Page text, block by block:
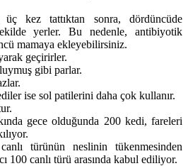
kez tattıktan sonra, dördüncüde
yerler. Bu nedenle, antibiyotik
mamaya ekleyebilirsiniz.
geçirirler.
gibi parlar.
ise sol patilerini daha çok kullanır.
gece olduğunda 200 kedi, fareleri
türünün neslinin tükenmesinden
100 canlı türü arasında kabul ediliyor.